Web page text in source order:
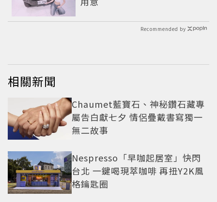
Recommended by
相關新聞
Chaumet藍寶石、神秘鑽石藏專
屬告白獻七夕 情侶疊戴書寫獨一
無二故事
Nespresso「早咖起居室」快閃
台北 一鍵喝現萃咖啡 再扭Y2K風
格鑰匙圈